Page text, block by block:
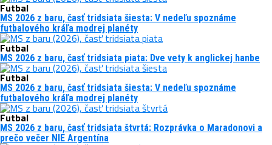
Futbal
MS 2026 z baru, časť tridsiata šiesta: V nedeľu spoznáme
futbalového kráľa modrej planéty
Futbal
MS 2026 z baru, časť tridsiata piata: Dve vety k anglickej hanbe
Futbal
MS 2026 z baru, časť tridsiata šiesta: V nedeľu spoznáme
futbalového kráľa modrej planéty
Futbal
MS 2026 z baru, časť tridsiata štvrtá: Rozprávka o Maradonovi a
prečo večer NIE Argentína